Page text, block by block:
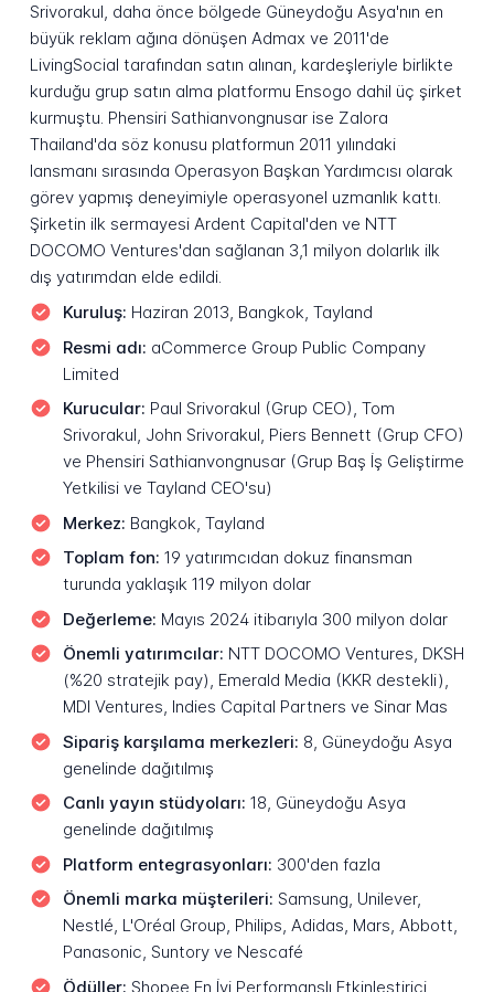
Srivorakul, daha önce bölgede Güneydoğu Asya'nın en
büyük reklam ağına dönüşen Admax ve 2011'de
LivingSocial tarafından satın alınan, kardeşleriyle birlikte
kurduğu grup satın alma platformu Ensogo dahil üç şirket
kurmuştu. Phensiri Sathianvongnusar ise Zalora
Thailand'da söz konusu platformun 2011 yılındaki
lansmanı sırasında Operasyon Başkan Yardımcısı olarak
görev yapmış deneyimiyle operasyonel uzmanlık kattı.
Şirketin ilk sermayesi Ardent Capital'den ve NTT
DOCOMO Ventures'dan sağlanan 3,1 milyon dolarlık ilk
dış yatırımdan elde edildi.
Kuruluş: Haziran 2013, Bangkok, Tayland
Resmi adı: aCommerce Group Public Company
Limited
Kurucular: Paul Srivorakul (Grup CEO), Tom
Srivorakul, John Srivorakul, Piers Bennett (Grup CFO)
ve Phensiri Sathianvongnusar (Grup Baş İş Geliştirme
Yetkilisi ve Tayland CEO'su)
Merkez: Bangkok, Tayland
Toplam fon: 19 yatırımcıdan dokuz finansman
turunda yaklaşık 119 milyon dolar
Değerleme: Mayıs 2024 itibarıyla 300 milyon dolar
Önemli yatırımcılar: NTT DOCOMO Ventures, DKSH
(%20 stratejik pay), Emerald Media (KKR destekli),
MDI Ventures, Indies Capital Partners ve Sinar Mas
Sipariş karşılama merkezleri: 8, Güneydoğu Asya
genelinde dağıtılmış
Canlı yayın stüdyoları: 18, Güneydoğu Asya
genelinde dağıtılmış
Platform entegrasyonları: 300'den fazla
Önemli marka müşterileri: Samsung, Unilever,
Nestlé, L'Oréal Group, Philips, Adidas, Mars, Abbott,
Panasonic, Suntory ve Nescafé
Ödüller: Shopee En İyi Performanslı Etkinleştirici